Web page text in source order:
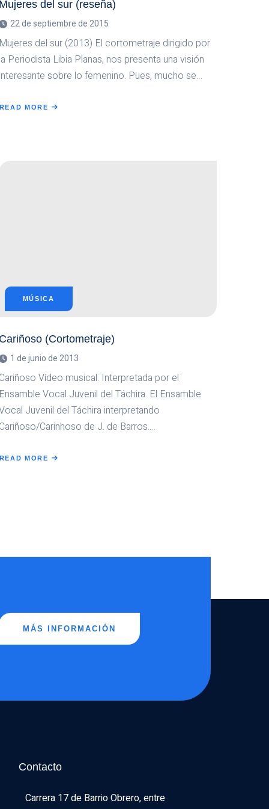
del sur (reseña)
22 de septiembre de 2015
del sur (2013) El cortometraje dirigido por
Periodista Libia Planas, nos presenta una visión
sobre lo femenino. Pues, mucho se…
MORE
MÚSICA
(Cortometraje)
1 de junio de 2013
Vídeo musical. Interpretada por el
Vocal Juvenil del Táchira. El Ensamble
Juvenil del Táchira interpretando
Carinhoso de J. de Barros….
MORE
MÁS INFORMACIÓN
Contacto
Carrera 17 de Barrio Obrero, entre